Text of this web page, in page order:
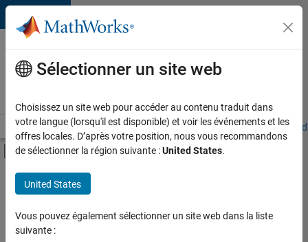
Passer au contenu
Votre
carrière
chez
Accueil Explorer nos opportunités Adresses de nos bureaux
Activer/désactiver l'affichage du menu
Contenu principal
FILTRER PAR
Technologies de l’information
Infrastructure et architecture
Développement de produits
Sélectionner un site web
Choisissez un site web pour accéder au contenu traduit dans
votre langue (lorsqu'il est disponible) et voir les événements et les
offres locales. D’après votre position, nous vous recommandons
de sélectionner la région suivante :United States.
United States
Vous pouvez également sélectionner un site web dans la liste
suivante :